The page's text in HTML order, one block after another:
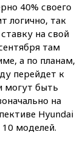
40% своего
логично, так
на свой
там
а по планам,
перейдет к
могут быть
на
Hyundai
моделей.